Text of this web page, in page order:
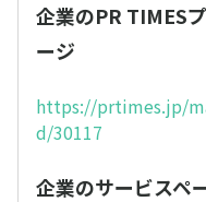
企業のPR TIMES
ージ
https://prtimes.jp/
d/30117
企業のサービスペ